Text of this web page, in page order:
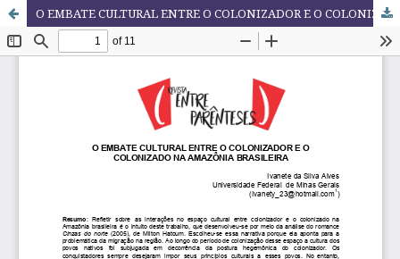
O EMBATE CULTURAL ENTRE O COLONIZADOR E O COLONIZADO NA AMAZÔNIA BRASILEIRA